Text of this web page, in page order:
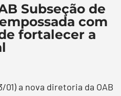
Subseção de
com
fortalecer a
01) a nova diretoria da OAB